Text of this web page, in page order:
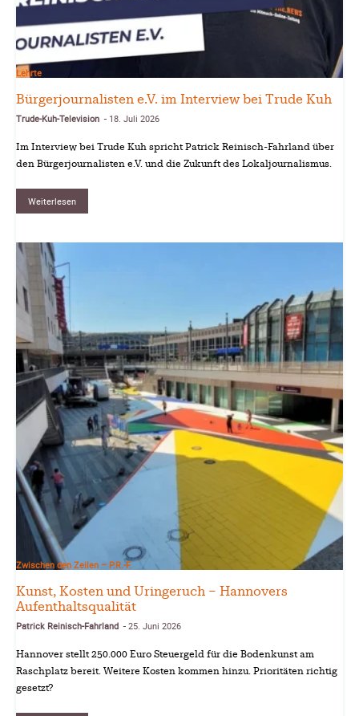
Lehrte
Bürgerjournalisten e.V. im Interview bei Trude Kuh
Trude-Kuh-Television - 18. Juli 2026
Im Interview bei Trude Kuh spricht Patrick Reinisch-Fahrland über
den Bürgerjournalisten e.V. und die Zukunft des Lokaljournalismus.
Weiterlesen
Zwischen den Zeilen – P.R.-F.
Kunst, Kosten und Uringeruch – Hannovers
Aufenthaltsqualität
Patrick Reinisch-Fahrland - 25. Juni 2026
Hannover stellt 250.000 Euro Steuergeld für die Bodenkunst am
Raschplatz bereit. Weitere Kosten kommen hinzu. Prioritäten richtig
gesetzt?